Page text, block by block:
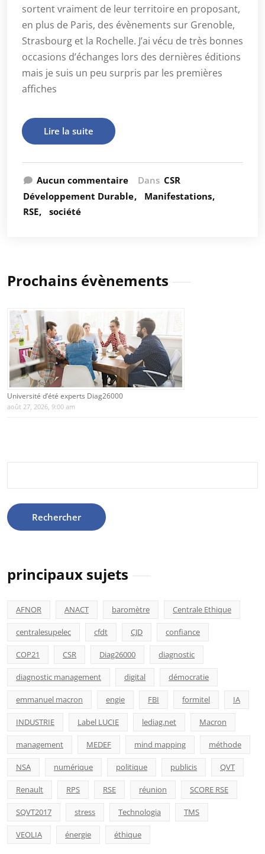
sortent vraiment de leur territoire en proposant,
en plus de Paris, des évènements sur Grenoble,
Strasbourg et la Rochelle. J’ai vécu de très bonnes
occasions d’échanges lors des dernières éditions
mais je suis un peu surpris par les premières
affiches
Lire la suite
Aucun commentaire Dans CSR
Développement Durable
Manifestations
RSE
société
Prochains évènements
Université d’été experts Diag26000
août 27, 2026, 9:00 am
principaux sujets
AFNOR ANACT baromètre Centrale Ethique
centralesupelec cfdt CJD confiance
COP21 CSR Diag26000 diagnostic
diagnostic management digital démocratie
emmanuel macron engie FBI formitel IA
INDUSTRIE Label LUCIE lediag.net Macron
management MEDEF mind mapping méthode
NSA numérique politique publicis QVT
Renault RPS RSE réunion SCORE RSE
SQVT2017 stress Technologia TMS
VEOLIA énergie éthique